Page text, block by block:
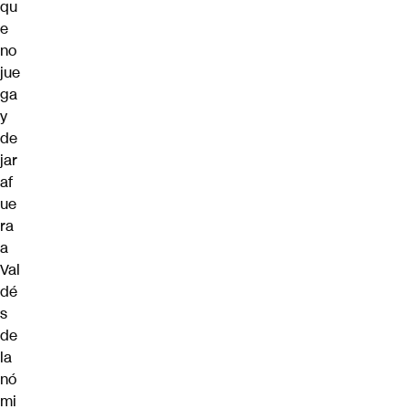
qu
e
no
jue
ga
y
de
jar
af
ue
ra
a
Val
dé
s
de
la
nó
mi